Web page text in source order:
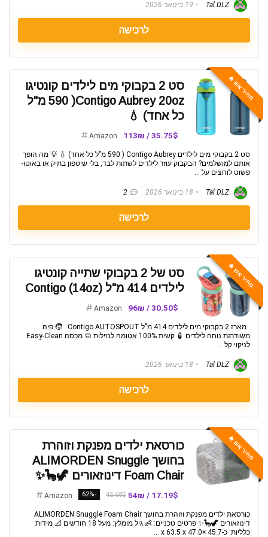
Tal DLZ 19 בינואר 2026
לרכישה
מחיר אש 🔥
סט 2 בקבוקי מים לילדים קונטיגו
Contigo Aubrey 20oz( 590 מ"ל
כל אחד) 💧
35.75$ / 113₪
Amazon
סט 2 בקבוקי מים לילדים Contigo Aubrey ( 590 מ"ל כל אחד) 💧 💡 מה הופך
אותם למושלמים? הבקבוק עוזר לילדים לשתות לבד, בלי שיטפון בתיק או באוטו-
פשוט לוחצים על ...
Tal DLZ 18 בינואר 2026 2
לרכישה
מחיר אש 🔥
סט של 2 בקבוקי שתייה קונטיגו
לילדים 414 מ"ל (14oz) Contigo
30.50$ / 96₪
Amazon
מארז 2 בקבוקי מים לילדים 414 מ"ל Contigo AUTOSPOUT 🧒 פיה
משודרגת נוחה לילדים 🧴 קשית 100% אטומה לנזילות 🧼 מכסה Easy-Clean
לניקוי קל ...
Tal DLZ 18 בינואר 2026
לרכישה
מחיר אש 🔥
כורסאת ילדים מפנקת וזוהרת
בחושך ALIMORDEN Snuggle
Foam Chair דינוזאורים 🦖🦕✨
17.19$ / 54₪
45.68$
-62%
Amazon
כורסאת ילדים מפנקת וזוהרת בחושך ALIMORDEN Snuggle Foam Chair
דינוזאורים 🦖🦕✨ פרטים טכניים: 👶 גיל מומלץ: מעל 18 חודשים 📐 מידות
כלליות: כ-45.7 ×x 63.5 x 47.0 ...